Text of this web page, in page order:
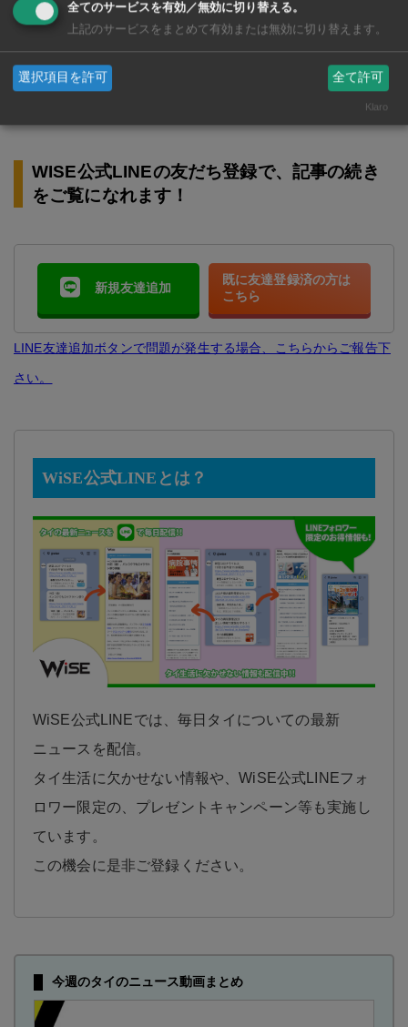
連絡はLINEでOK! 便利で安心な宅配クリーニング
WISE公式LINEの友だち登録で、記事の続き
をご覧になれます！
新規友達追加
既に友達登録済の方は
こちら
LINE友達追加ボタンで問題が発生する場合、こちらからご報告下
さい。
WiSE公式LINEとは？
WiSE公式LINEでは、毎日タイについての最新
ニュースを配信。
タイ生活に欠かせない情報や、WiSE公式LINEフォ
ロワー限定の、プレゼントキャンペーン等も実施し
ています。
この機会に是非ご登録ください。
今週のタイのニュース動画まとめ
全てのサービスを有効／無効に切り替える。
上記のサービスをまとめて有効または無効に切り替えます。
選択項目を許可 全て許可
Klaro